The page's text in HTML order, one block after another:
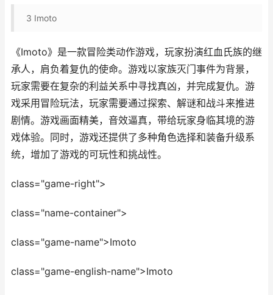
3 Imoto
《Imoto》是一款冒险类动作游戏，玩家扮演红血氏族的继
承人，肩负着复仇的使命。游戏以家族灭门事件为背景，
玩家需要在复杂的利益关系中寻找真凶，并完成复仇。游
戏采用冒险玩法，玩家需要通过探索、解谜和战斗来推进
剧情。游戏画面精美，音效逼真，带给玩家身临其境的游
戏体验。同时，游戏还提供了多种角色选择和装备升级系
统，增加了游戏的可玩性和挑战性。
class="game-right">
class="name-container">
class="game-name">Imoto
class="game-english-name">Imoto